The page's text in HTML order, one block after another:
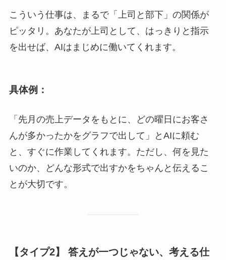
こういう仕事は、まるで「上司と部下」の関係が
ピッタリ。あなたが上司として、はっきりと指示
を出せば、AIはまじめに働いてくれます。
具体例：
「先月の売上データをもとに、どの曜日にお客さ
んが多かったかをグラフで出して」とAIに頼む
と、すぐに作業してくれます。ただし、何を見た
いのか、どんな形式で出すかをちゃんと伝えるこ
とが大切です。
【タイプ2】 答えが一つじゃない、考える仕